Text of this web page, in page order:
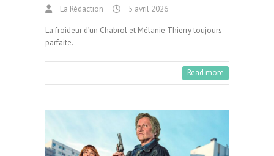
La Rédaction 5 avril 2026
La froideur d’un Chabrol et Mélanie Thierry toujours
parfaite.
Read more